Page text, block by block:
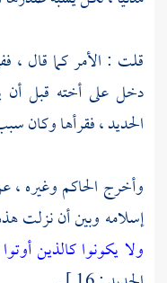
قلت : الأمر كما قال ،
دخل على أخته قبل أن
الحديد ، فقرأها وكان
وأخرج الحاكموغيره ،
إسلامه وبين أن نزلت
ولا يكونوا كالذين